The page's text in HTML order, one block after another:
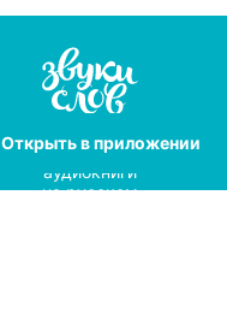
Открытьв приложении
Лучшие
аудиокниги
на русском